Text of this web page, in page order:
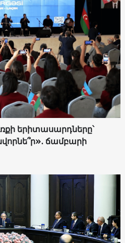
երիտասարդները՝
ճամբարի